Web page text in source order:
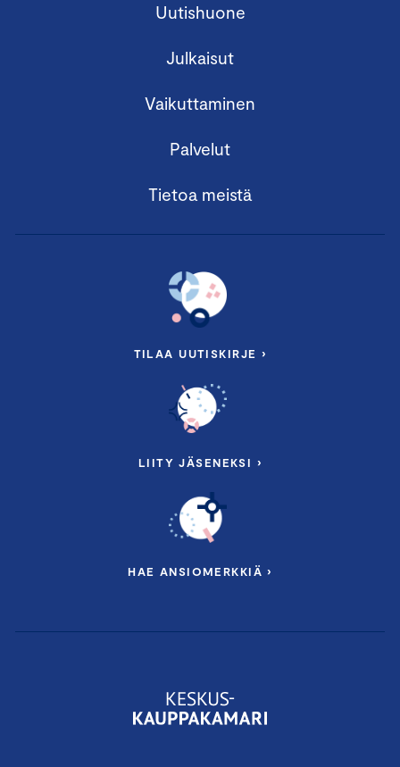
Uutishuone
Julkaisut
Vaikuttaminen
Palvelut
Tietoa meistä
TILAA UUTISKIRJE ›
LIITY JÄSENEKSI ›
HAE ANSIOMERKKIÄ ›